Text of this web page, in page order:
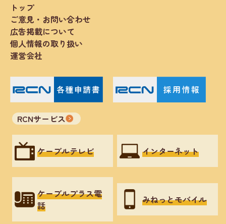
トップ
ご意見・お問い合わせ
広告掲載について
個人情報の取り扱い
運営会社
RCNサービス
ケーブルテレビ インターネット
ケーブルプラス電
話
みねっとモバイル